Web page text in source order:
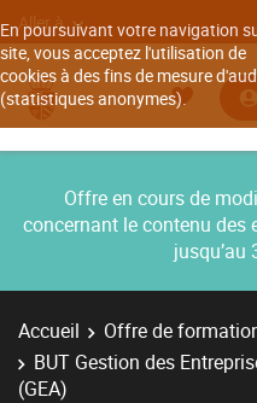
En poursuivant votre navigation
site, vous acceptez l'utilisation de
cookies à des fins de mesure
(statistiques anonymes).
Aller à
Offre en cours de
concernant le contenu des
jusqu’au
Accueil Offre de
BUT Gestion des
(GEA)